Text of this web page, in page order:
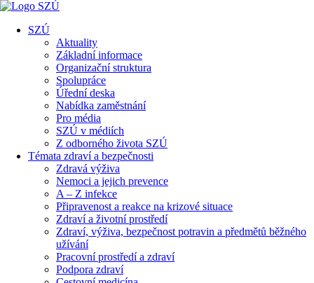
SZÚ
Aktuality
Základní informace
Organizační struktura
Spolupráce
Úřední deska
Nabídka zaměstnání
Pro média
SZÚ v médiích
Z odborného života SZÚ
Témata zdraví a bezpečnosti
Zdravá výživa
Nemoci a jejich prevence
A – Z infekce
Připravenost a reakce na krizové situace
Zdraví a životní prostředí
Zdraví, výživa, bezpečnost potravin a předmětů běžného
užívání
Pracovní prostředí a zdraví
Podpora zdraví